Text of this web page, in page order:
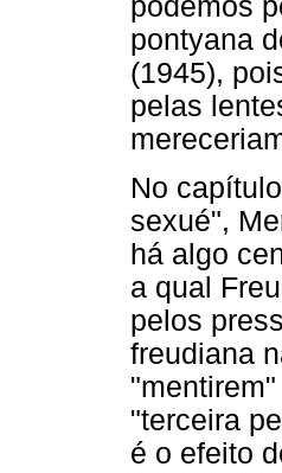
podemos
pontyana
(1945),
pelas
No
sexué",
há algo
a qual
pelos
freudiana
"terceira
é o efeito